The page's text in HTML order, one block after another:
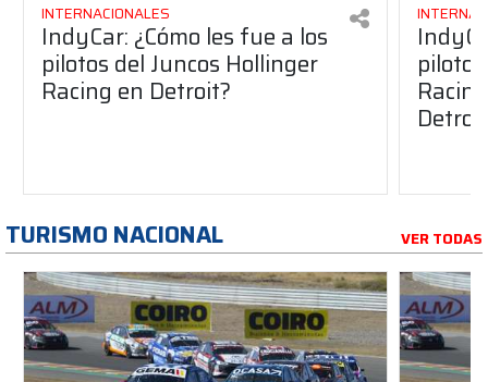
INTERNACIONALES
IndyCar: ¿Cómo les fue a los
pilotos del Juncos Hollinger
Racing en Detroit?
TURISMO NACIONAL VER TODAS